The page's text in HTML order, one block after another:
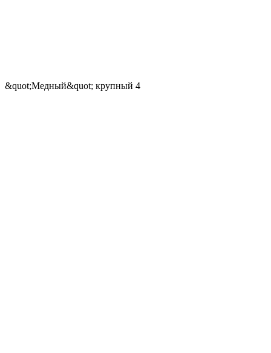
&quot;Медный&quot; крупный 4